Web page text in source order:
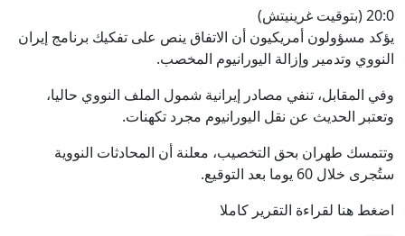
20:0 (بتوقيت غرينيتش)
يؤكد مسؤولون أمريكيون أن الاتفاق ينص على تفكيك برنامج إيران
النووي وتدمير وإزالة اليورانيوم المخصب.
وفي المقابل، تنفي مصادر إيرانية شمول الملف النووي حاليا،
وتعتبر الحديث عن نقل اليورانيوم مجرد تكهنات.
وتتمسك طهران بحق التخصيب، معلنة أن المحادثات النووية
ستُجرى خلال 60 يوما بعد التوقيع.
اضغط هنا لقراءة التقرير كاملا